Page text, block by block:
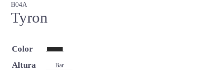
B04A
Tyron
Color
Altura
Bar